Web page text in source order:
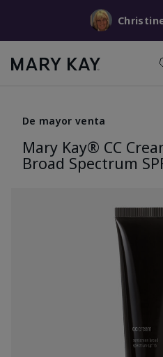
De mayor venta
Mary Kay® CC
Broad Spectrum